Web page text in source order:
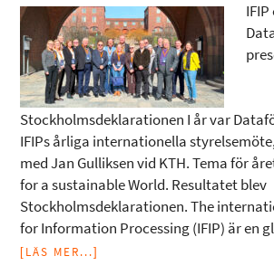
Stockholmsdeklarationen I år var
IFIPs årliga internationella
med Jan Gulliksen vid KTH. Tema för
for a sustainable World. Resultatet blev
Stockholmsdeklarationen. The
for Information Processing (IFIP) är en
[LÄS MER...]